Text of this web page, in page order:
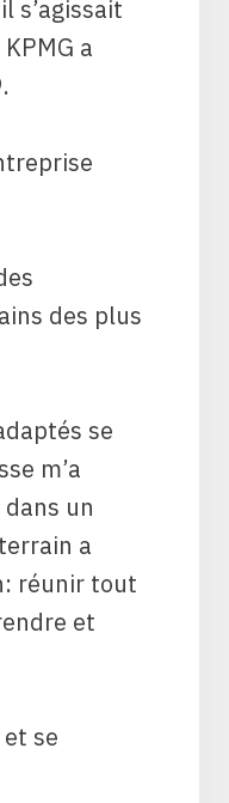
s’agissait
a
des plus
se
m’a
un
a
réunir tout
et
se